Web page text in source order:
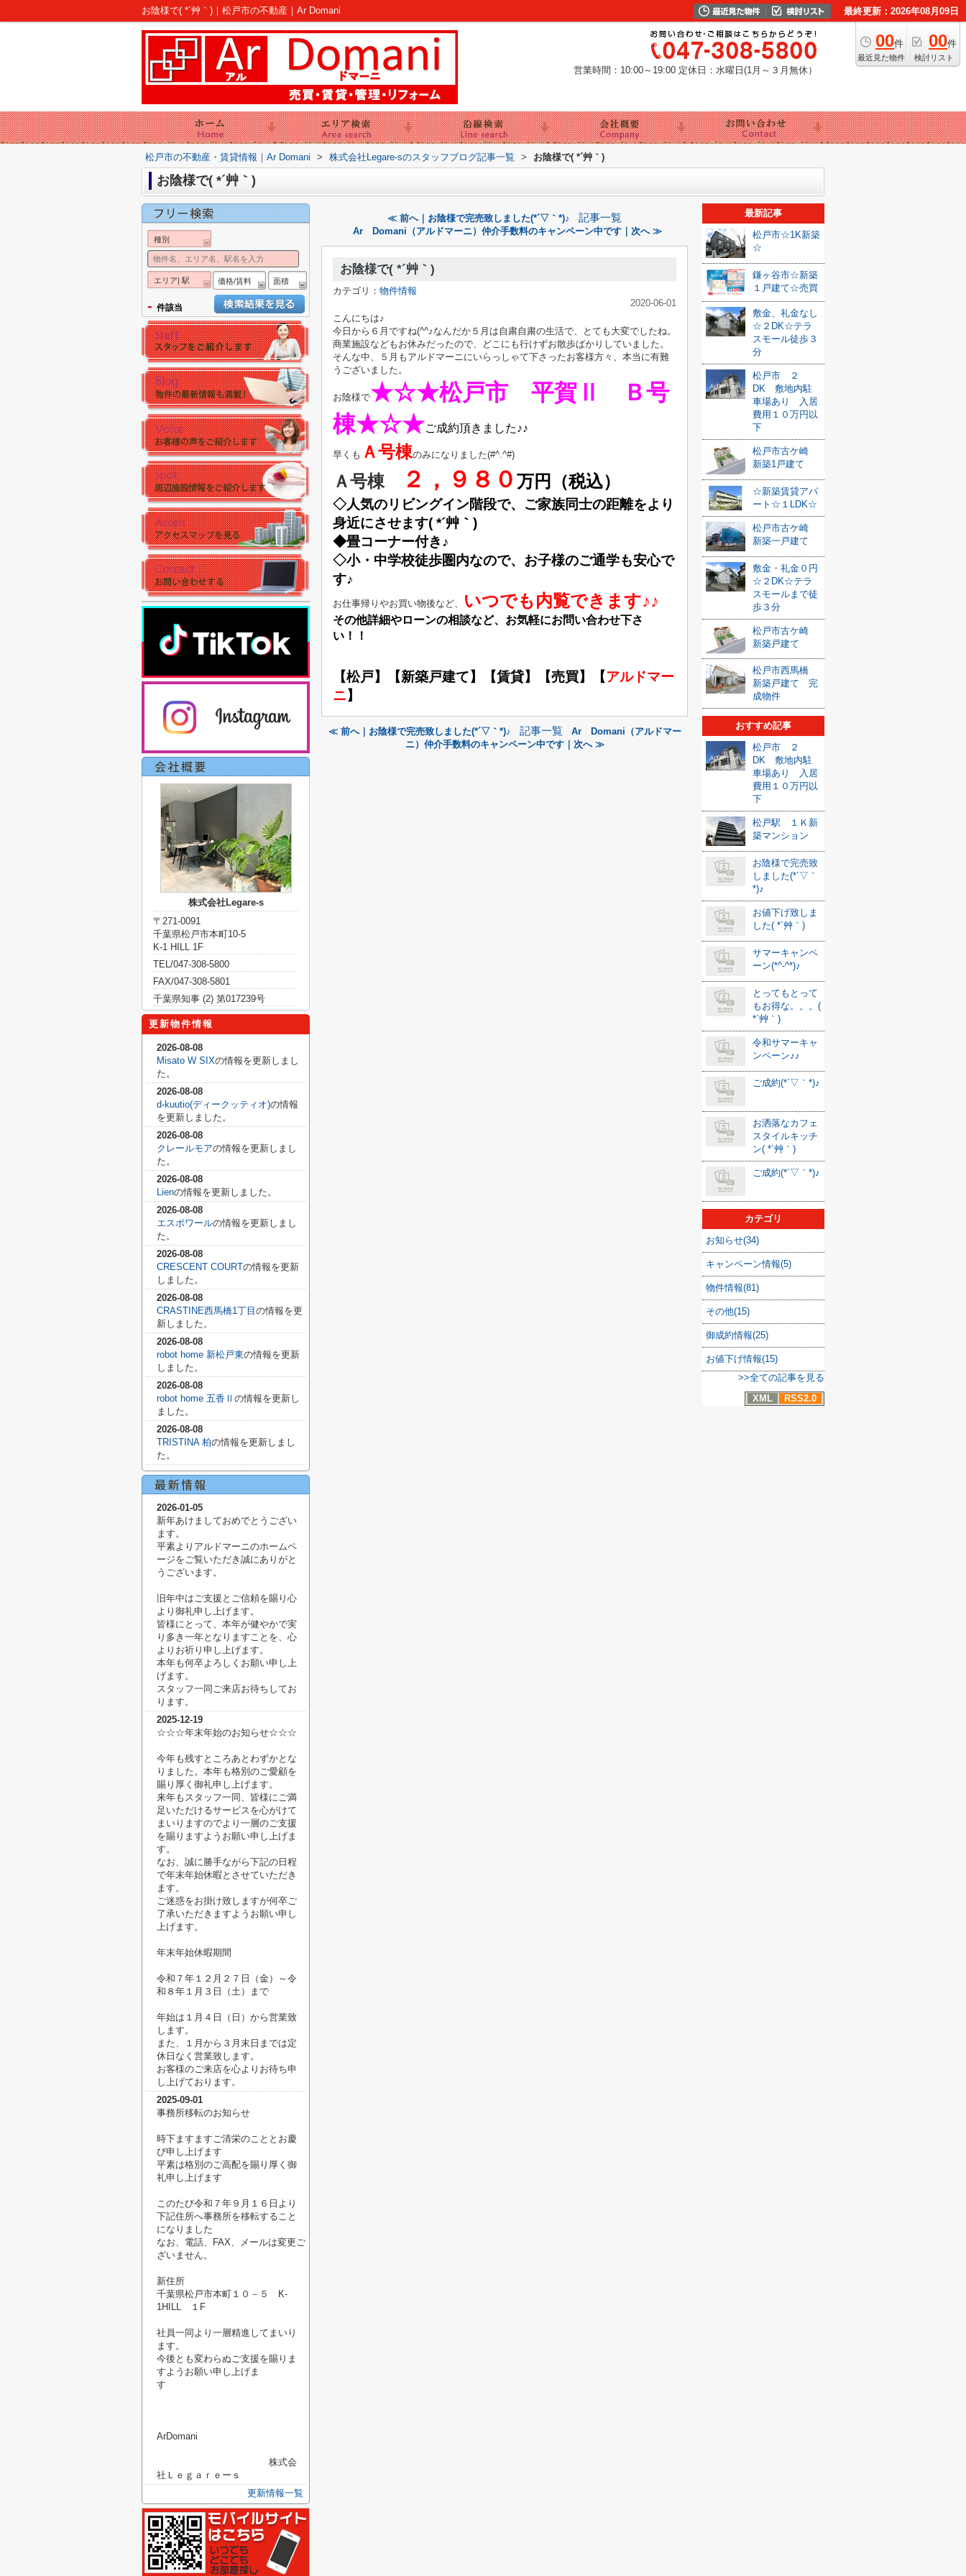
お陰様で( *´艸｀)｜松戸市の不動産｜Ar Domani 最終更新：2026年08月09日
00件
最近見た物件
00件
検討リスト
営業時間：10:00～19:00 定休日：水曜日(1月～３月無休）
松戸市の不動産・賃貸情報｜Ar Domani > 株式会社Legare-sのスタッフブログ記事一覧 > お陰様で( *´艸｀)
お陰様で( *´艸｀)
≪ 前へ｜お陰様で完売致しました(*´▽｀*)♪ 記事一覧
Ar Domani（アルドマーニ）仲介手数料のキャンペーン中です｜次へ ≫
お陰様で( *´艸｀)
カテゴリ： 物件情報
2020-06-01
こんにちは♪
今日から６月ですね(^^♪なんだか５月は自粛自粛の生活で、とても大変でしたね。
商業施設などもお休みだったので、どこにも行けずお散歩ばかりしていました。
そんな中、５月もアルドマーニにいらっしゃて下さったお客様方々、本当に有難
うございました。
お陰様で★☆★松戸市 平賀Ⅱ Ｂ号
棟★☆★ご成約頂きました♪♪
早くも Ａ号棟のみになりました(#^.^#)
Ａ号棟 ２，９８０ 万円（税込）
◇人気のリビングイン階段で、ご家族同士の距離をより
身近にさせます( *´艸｀)
◆畳コーナー付き♪
◇小・中学校徒歩圏内なので、お子様のご通学も安心で
す♪
お仕事帰りやお買い物後など、 いつでも内覧できます♪♪
その他詳細やローンの相談など、お気軽にお問い合わせ下さ
い！！
【松戸】【新築戸建て】【賃貸】【売買】【アルドマー
ニ】
≪ 前へ｜お陰様で完売致しました(*´▽｀*)♪ 記事一覧
Ar Domani（アルドマー
ニ）仲介手数料のキャンペーン中です｜次へ ≫
最新記事
松戸市☆1K新築
☆
鎌ヶ谷市☆新築
１戸建て☆売買
敷金、礼金なし
☆２DK☆テラ
スモール徒歩３
分
松戸市 ２
DK 敷地内駐
車場あり 入居
費用１０万円以
下
松戸市古ケ崎
新築1戸建て
☆新築賃貸アパ
ート☆１LDK☆
松戸市古ケ崎
新築一戸建て
敷金・礼金０円
☆２DK☆テラ
スモールまで徒
歩３分
松戸市古ケ崎
新築戸建て
松戸市西馬橋
新築戸建て 完
成物件
おすすめ記事
松戸市 ２
DK 敷地内駐
車場あり 入居
費用１０万円以
下
松戸駅 １Ｋ新
築マンション
お陰様で完売致
しました(*´▽｀
*)♪
お値下げ致しま
した( *´艸｀)
サマーキャンペ
ーン(*^-^*)♪
とってもとって
もお得な。。。(
*´艸｀)
令和サマーキャ
ンペーン♪♪
ご成約(*´▽｀*)♪
お洒落なカフェ
スタイルキッチ
ン( *´艸｀)
ご成約(*´▽｀*)♪
カテゴリ
お知らせ(34)
キャンペーン情報(5)
物件情報(81)
その他(15)
御成約情報(25)
お値下げ情報(15)
>>全ての記事を見る
XML
RSS2.0
種別
エリア| 駅 価格/賃料 面積
- 件該当
株式会社Legare-s
〒271-0091
千葉県松戸市本町10-5
K-1 HILL 1F
TEL/047-308-5800
FAX/047-308-5801
千葉県知事 (2) 第017239号
更新物件情報
2026-08-08
Misato W SIXの情報を更新しまし
た。
2026-08-08
d-kuutio(ディークッティオ)の情報
を更新しました。
2026-08-08
クレールモアの情報を更新しまし
た。
2026-08-08
Lienの情報を更新しました。
2026-08-08
エスポワールの情報を更新しまし
た。
2026-08-08
CRESCENT COURTの情報を更新
しました。
2026-08-08
CRASTINE西馬橋1丁目 の情報を更
新しました。
2026-08-08
robot home 新松戸東の情報を更新
しました。
2026-08-08
robot home 五香Ⅱ の情報を更新し
ました。
2026-08-08
TRISTINA 柏の情報を更新しまし
た。
2026-01-05
新年あけましておめでとうござい
ます。
平素よりアルドマーニのホームペ
ージをご覧いただき誠にありがと
うございます。
旧年中はご支援とご信頼を賜り心
より御礼申し上げます。
皆様にとって、本年が健やかで実
り多き一年となりますことを、心
よりお祈り申し上げます。
本年も何卒よろしくお願い申し上
げます。
スタッフ一同ご来店お待ちしてお
ります。
2025-12-19
☆☆☆年末年始のお知らせ☆☆☆
今年も残すところあとわずかとな
りました。本年も格別のご愛顧を
賜り厚く御礼申し上げます。
来年もスタッフ一同、皆様にご満
足いただけるサービスを心がけて
まいりますのでより一層のご支援
を賜りますようお願い申し上げま
す。
なお、誠に勝手ながら下記の日程
で年末年始休暇とさせていただき
ます。
ご迷惑をお掛け致しますが何卒ご
了承いただきますようお願い申し
上げます。
年末年始休暇期間
令和７年１２月２７日（金）～令
和８年１月３日（土）まで
年始は１月４日（日）から営業致
します。
また、１月から３月末日までは定
休日なく営業致します。
お客様のご来店を心よりお待ち申
し上げております。
2025-09-01
事務所移転のお知らせ
時下ますますご清栄のこととお慶
び申し上げます
平素は格別のご高配を賜り厚く御
礼申し上げます
このたび令和７年９月１６日より
下記住所へ事務所を移転すること
になりました
なお、電話、FAX、メールは変更ご
ざいません。
新住所
千葉県松戸市本町１０－５ K-
1HILL １F
社員一同より一層精進してまいり
ます。
今後とも変わらぬご支援を賜りま
すようお願い申し上げま
す
ArDomani
株式会
社Ｌｅｇａｒｅーｓ
更新情報一覧